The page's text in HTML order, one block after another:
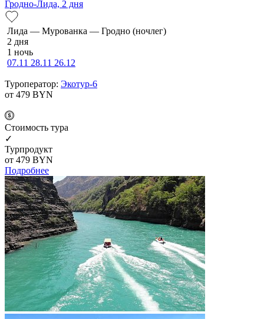
Гродно-Лида, 2 дня
Ли­да — Мурованка — Грод­но (ночлег)
2 дня
1 ночь
07.11 28.11 26.12
Туроператор: Экотур-6
от 479 BYN
Cтоимость тура
✓
Турпродукт
от 479 BYN
Подробнее